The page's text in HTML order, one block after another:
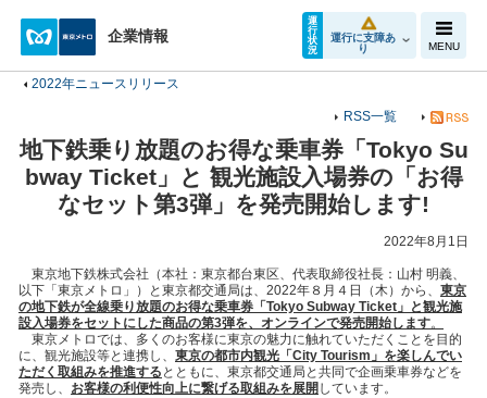
企業情報
運
行
状
況
運行に支障あ
り
MENU
2022年ニュースリリース
RSS一覧
地下鉄乗り放題のお得な乗車券「Tokyo Su
bway Ticket」と 観光施設入場券の「お得
なセット第3弾」を発売開始します!
2022年8月1日
東京地下鉄株式会社（本社：東京都台東区、代表取締役社長：山村 明義、
以下「東京メトロ」）と東京都交通局は、2022年８月４日（木）から、 東京
の地下鉄が全線乗り放題のお得な乗車券「Tokyo Subway Ticket」と観光施
設入場券をセットにした商品の第3弾を、オンラインで発売開始します。
東京メトロでは、多くのお客様に東京の魅力に触れていただくことを目的
に、観光施設等と連携し、 東京の都市内観光「City Tourism」を楽しんでい
ただく取組みを推進する とともに、東京都交通局と共同で企画乗車券などを
発売し、 お客様の利便性向上に繋げる取組みを展開 しています。